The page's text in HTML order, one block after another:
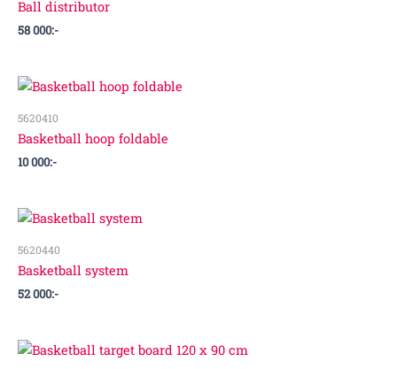
Ball distributor
58 000:-
5620410
Basketball hoop foldable
10 000:-
5620440
Basketball system
52 000:-